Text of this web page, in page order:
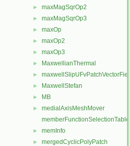
► maxMagSqrOp2
► maxMagSqrOp3
► maxOp
► maxOp2
► maxOp3
► MaxwellianThermal
► maxwellSlipUFvPatchVectorField
► MaxwellStefan
► MB
►
medialAxisMeshMover
memberFunctionSelectionTables
► memInfo
► mergedCyclicPolyPatch